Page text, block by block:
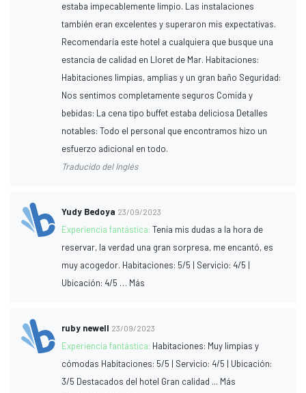
estaba impecablemente limpio. Las instalaciones
también eran excelentes y superaron mis expectativas.
Recomendaría este hotel a cualquiera que busque una
estancia de calidad en Lloret de Mar. Habitaciones:
Habitaciones limpias, amplias y un gran baño Seguridad:
Nos sentimos completamente seguros Comida y
bebidas: La cena tipo buffet estaba deliciosa Detalles
notables: Todo el personal que encontramos hizo un
esfuerzo adicional en todo.
Traducido del Inglés
Yudy Bedoya 23/09/2023
Experiencia fantástica:Tenía mis dudas a la hora de
reservar, la verdad una gran sorpresa, me encantó, es
muy acogedor. Habitaciones: 5/5 | Servicio: 4/5 |
Ubicación: 4/5 … Más
ruby newell 23/09/2023
Experiencia fantástica: Habitaciones: Muy limpias y
cómodas Habitaciones: 5/5 | Servicio: 4/5 | Ubicación:
3/5 Destacados del hotel Gran calidad ... Más